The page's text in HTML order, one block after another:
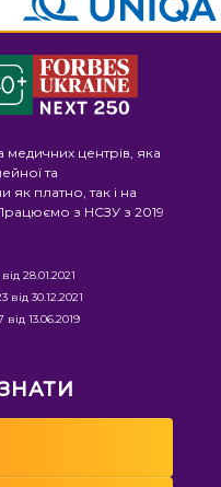
медичних центрів, яка
та
як платно, так і на
з НСЗУ з 2019
28.01.2021
30.12.2021
13.06.2019